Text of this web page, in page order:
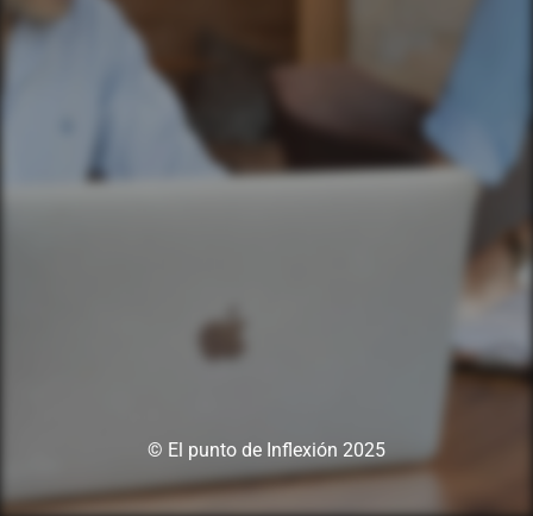
© El punto de Inflexión 2025